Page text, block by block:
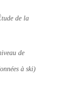
de la
de
à ski)